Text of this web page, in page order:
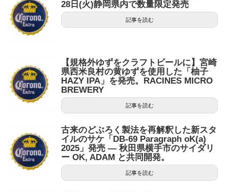
28日(火)静岡県内で数量限定発売
記事を読む
【規格外ゆずをクラフトビールに】宮崎
県西米良村の黄ゆずを使用した「柚子
HAZY IPA」を発売。RACINES MICRO
BREWERY
記事を読む
古来のどぶろく製法を再解釈した新スタ
イルのサケ「DB-69 Paragraph oK(a)
2025」発売 — 秋田県横手市のサイダリ
ー OK, ADAM と共同開発。
記事を読む